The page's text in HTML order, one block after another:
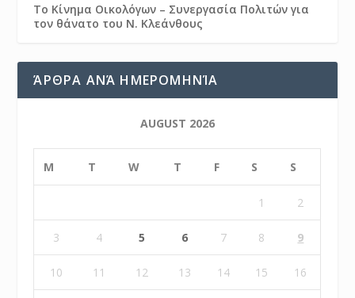
Το Κίνημα Οικολόγων – Συνεργασία Πολιτών για
τον θάνατο του Ν. Κλεάνθους
ΆΡΘΡΑ ΑΝΆ ΗΜΕΡΟΜΗΝΊΑ
AUGUST 2026
M T W T F S S
1 2
3 4 5 6 7 8 9
10 11 12 13 14 15 16